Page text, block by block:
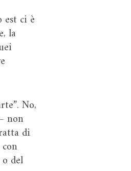
ci è
la
No,
non
di
del